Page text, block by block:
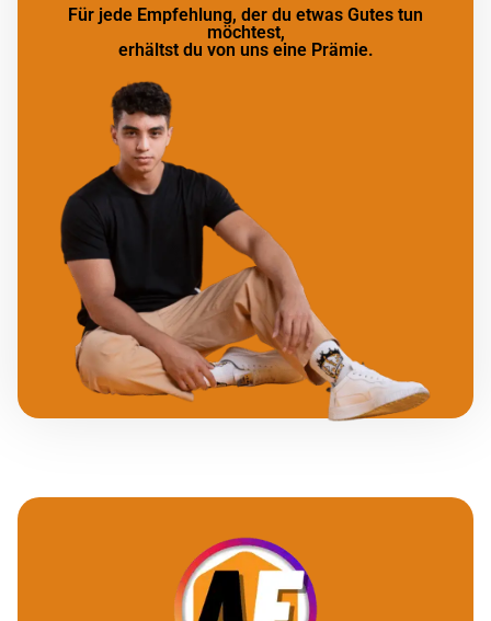
Für jede Empfehlung, der du etwas Gutes tun
möchtest,
erhältst du von uns eine Prämie.